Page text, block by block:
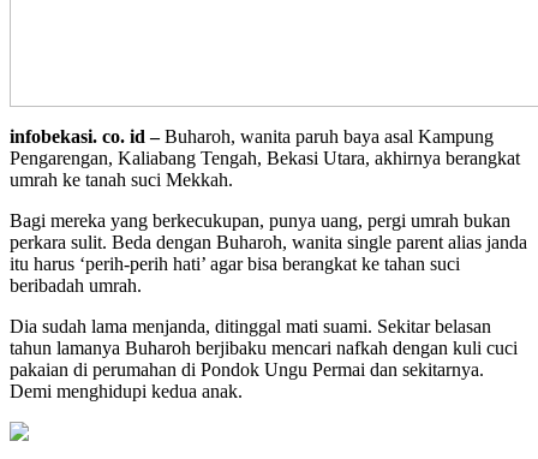
infobekasi. co. id –Buharoh, wanita paruh baya asal Kampung
Pengarengan, Kaliabang Tengah, Bekasi Utara, akhirnya berangkat
umrah ke tanah suci Mekkah.
Bagi mereka yang berkecukupan, punya uang, pergi umrah bukan
perkara sulit. Beda dengan Buharoh, wanita single parent alias janda
itu harus ‘perih-perih hati’ agar bisa berangkat ke tahan suci
beribadah umrah.
Dia sudah lama menjanda, ditinggal mati suami. Sekitar belasan
tahun lamanya Buharoh berjibaku mencari nafkah dengan kuli cuci
pakaian di perumahan di Pondok Ungu Permai dan sekitarnya.
Demi menghidupi kedua anak.